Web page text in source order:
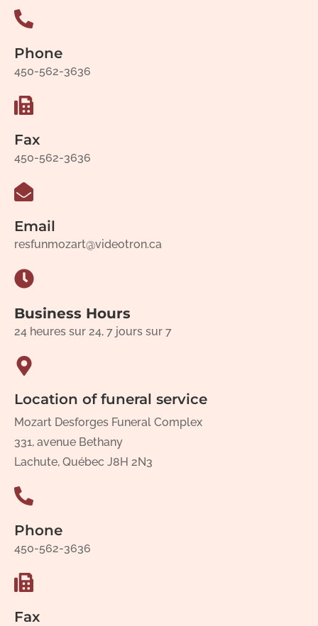
Phone
450-562-3636
Fax
450-562-3636
Email
resfunmozart@videotron.ca
Business Hours
24 heures sur 24, 7 jours sur 7
Location of funeral service
Mozart Desforges Funeral Complex
331, avenue Bethany
Lachute, Québec J8H 2N3
Phone
450-562-3636
Fax